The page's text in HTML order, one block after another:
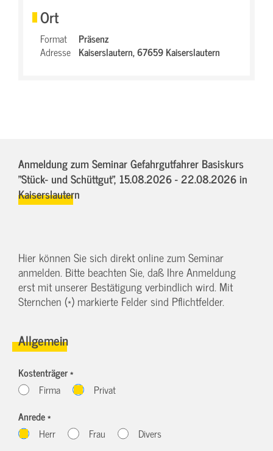
Ort
Format
Präsenz
Adresse Kaiserslautern,67659 Kaiserslautern
Anmeldung zum Seminar Gefahrgutfahrer Basiskurs
"Stück- und Schüttgut", 15.08.2026 - 22.08.2026in
Kaiserslautern
Hier können Sie sich direkt online zum Seminar
anmelden. Bitte beachten Sie, daß Ihre Anmeldung
erst mit unserer Bestätigung verbindlich wird. Mit
Sternchen (*) markierte Felder sind Pflichtfelder.
Allgemein
Kostenträger *
Firma
Privat
Anrede *
Herr
Frau Divers